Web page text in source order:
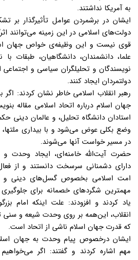
به آمریکا نداشتند.
ایشان در برشمردن عوامل تأثیرگذار بر
دولت‌های اسلامی در این زمینه می‌توانند
قوی نیست و این وظیفه‌ی خواص جهان
علما، دانشمندان، دانشگاهیان، طبقات
نویسندگان و تحلیلگران سیاسی و اجتماعی
دولتمردان ایجاد کنند.
جهان اسلام درباره اتحاد اسلامی مقاله
استادان دانشگاه تحلیل، و عالمان دینی
وضع بکلی عوض می‌شود و با بیداری ملتها،
در مسیر خواست آنها می‌شوند.
حضرت آیت‌الله خامنه‌ای، ایجاد وحدت
دارای دشمنانی سرسخت دانستند و از
امت اسلامی بخصوص گسل‌های دینی و
مهمترین شگردهای خصمانه برای
یاد کردند و افزودند: علت اینکه امام
انقلاب، این‌همه بر روی وحدت شیعه و
که قدرت جهان اسلام ناشی از اتحاد است.
ایشان درخصوص پیام وحدت به جهان
مهم اشاره کردند و گفتند: اگر